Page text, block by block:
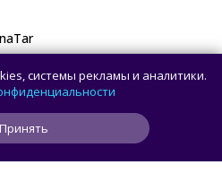
мист для тела?
Coffee
системы рекламы и аналитики.
Принять